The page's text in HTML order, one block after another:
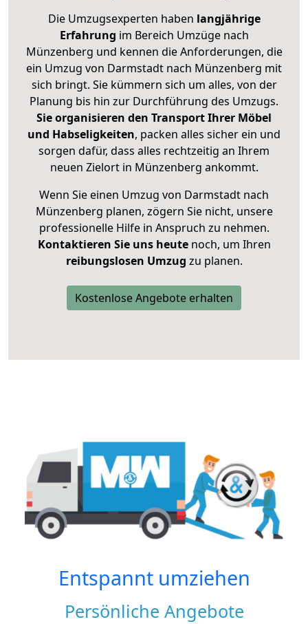
Die Umzugsexperten haben langjährige
Erfahrung im Bereich Umzüge nach
Münzenberg und kennen die Anforderungen, die
ein Umzug von Darmstadt nach Münzenberg mit
sich bringt. Sie kümmern sich um alles, von der
Planung bis hin zur Durchführung des Umzugs.
Sie organisieren den Transport Ihrer Möbel
und Habseligkeiten, packen alles sicher ein und
sorgen dafür, dass alles rechtzeitig an Ihrem
neuen Zielort in Münzenberg ankommt.
Wenn Sie einen Umzug von Darmstadt nach
Münzenberg planen, zögern Sie nicht, unsere
professionelle Hilfe in Anspruch zu nehmen.
Kontaktieren Sie uns heutenoch, um Ihren
reibungslosen Umzug zu planen.
Kostenlose Angebote erhalten
Entspannt umziehen
Persönliche Angebote